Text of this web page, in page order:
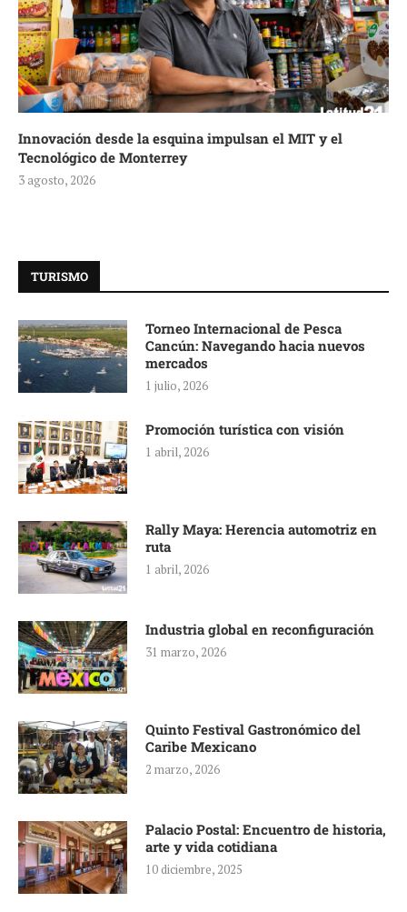
Innovación desde la esquina impulsan el MIT y el
Tecnológico de Monterrey
3 agosto, 2026
TURISMO
Torneo Internacional de Pesca
Cancún: Navegando hacia nuevos
mercados
1 julio, 2026
Promoción turística con visión
1 abril, 2026
Rally Maya: Herencia automotriz en
ruta
1 abril, 2026
Industria global en reconfiguración
31 marzo, 2026
Quinto Festival Gastronómico del
Caribe Mexicano
2 marzo, 2026
Palacio Postal: Encuentro de historia,
arte y vida cotidiana
10 diciembre, 2025